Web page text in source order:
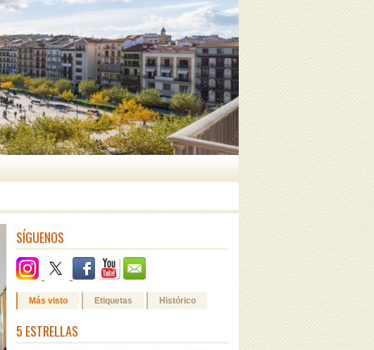
SÍGUENOS
Más visto Etiquetas Histórico
5 ESTRELLAS